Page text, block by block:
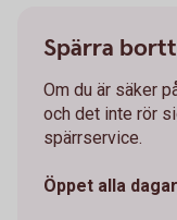
Spärra
Om du är säker
och det inte rör
spärrservice.
Öppet alla